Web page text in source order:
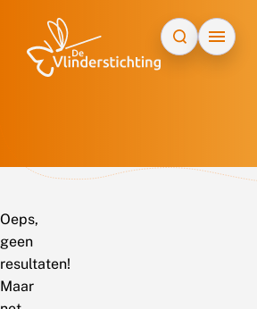
Oeps,
geen
resultaten!
Maar